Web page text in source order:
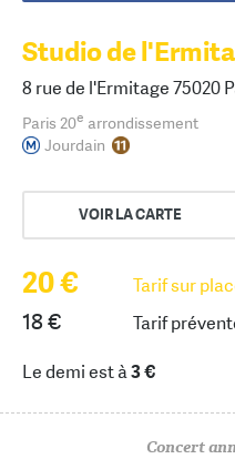
Studio de
8 rue de l'Ermitage 75020
Paris 20e arrondissement
Jourdain
VOIR LA CARTE
20 € Tarif sur
18 € Tarif
Le demi est à3 €
Concert